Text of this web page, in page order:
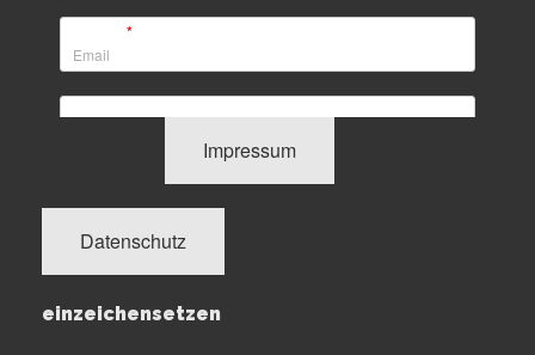
Impressum
Datenschutz
einzeichensetzen